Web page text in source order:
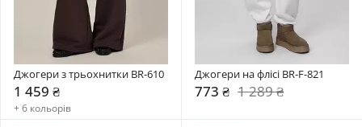
Джогери з трьохнитки BR-610
1 459 ₴
+ 6 кольорів
Джогери на флісі BR-F-821
773 ₴ 1 289 ₴